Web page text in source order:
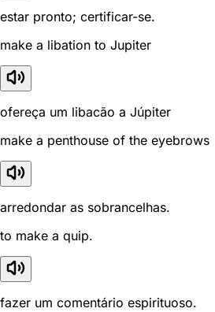
estar pronto; certificar-se.
make a libation to Jupiter
ofereça um libacão a Júpiter
make a penthouse of the eyebrows
arredondar as sobrancelhas.
to make a quip.
fazer um comentário espirituoso.